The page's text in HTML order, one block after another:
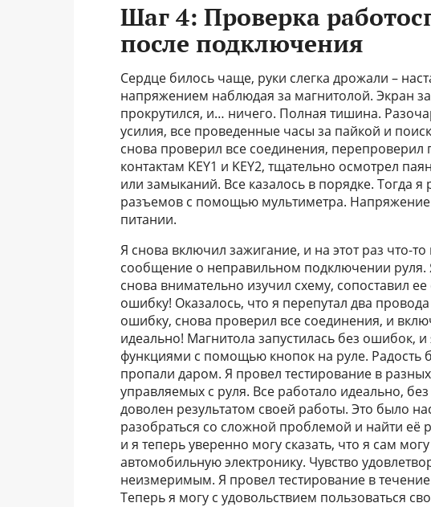
Шаг 4: Проверка
после подключения
Сердце билось чаще, руки слегка дрожали –
напряжением наблюдая за магнитолой. Экран
прокрутился, и… ничего. Полная тишина.
усилия, все проведенные часы за пайкой и
снова проверил все соединения,
контактам KEY1 и KEY2, тщательно осмотрел
или замыканий. Все казалось в порядке. Тогда
разъемов с помощью мультиметра.
питании.
Я снова включил зажигание, и на этот раз что-
сообщение о неправильном подключении руля.
снова внимательно изучил схему, сопоставил
ошибку! Оказалось, что я перепутал два
ошибку, снова проверил все соединения, и
идеально! Магнитола запустилась без ошибок,
функциями с помощью кнопок на руле. Радость
пропали даром. Я провел тестирование в
управляемых с руля. Все работало идеально,
доволен результатом своей работы. Это было
разобраться со сложной проблемой и найти
и я теперь уверенно могу сказать, что я сам
автомобильную электронику. Чувство
неизмеримым. Я провел тестирование в
Теперь я могу с удовольствием пользоваться